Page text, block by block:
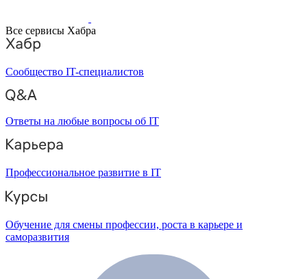
Все сервисы Хабра
Сообщество IT-специалистов
Ответы на любые вопросы об IT
Профессиональное развитие в IT
Обучение для смены профессии, роста в карьере и
саморазвития